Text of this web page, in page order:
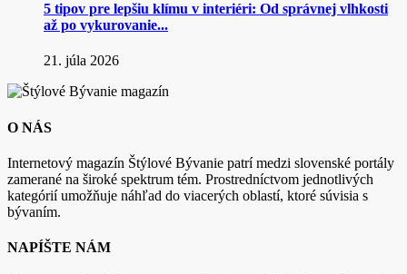
5 tipov pre lepšiu klímu v interiéri: Od správnej vlhkosti
až po vykurovanie...
21. júla 2026
O NÁS
Internetový magazín Štýlové Bývanie patrí medzi slovenské portály
zamerané na široké spektrum tém. Prostredníctvom jednotlivých
kategórií umožňuje náhľad do viacerých oblastí, ktoré súvisia s
bývaním.
NAPÍŠTE NÁM